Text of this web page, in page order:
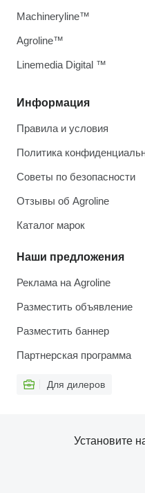
Информация
Правила и условия
Политика
Советы по безопасности
Отзывы об Agroline
Каталог марок
Наши предложения
Реклама на Agroline
Разместить объявление
Разместить баннер
Партнерская программа
Для дилеров
Machineryline™
Agroline™
Linemedia Digital ™
Установите